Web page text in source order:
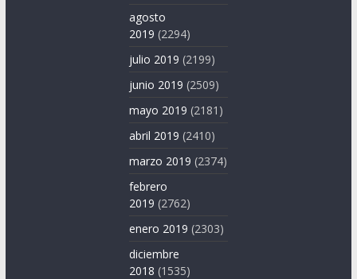
agosto
2019 (2294)
julio 2019 (2199)
junio 2019 (2509)
mayo 2019 (2181)
abril 2019 (2410)
marzo 2019 (2374)
febrero
2019 (2762)
enero 2019 (2303)
diciembre
2018 (1535)